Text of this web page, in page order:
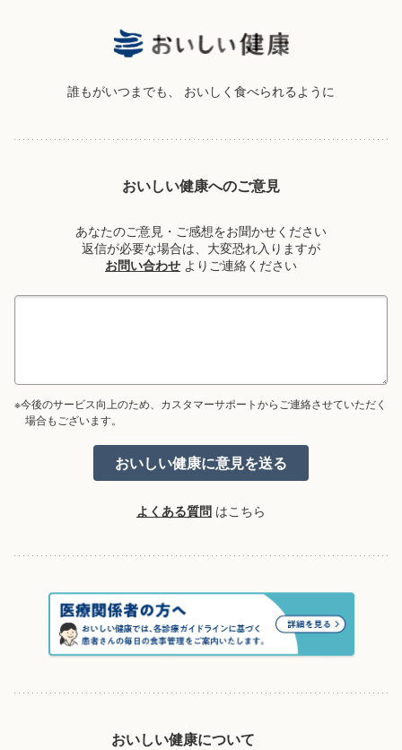
誰もがいつまでも、 おいしく食べられるように
おいしい健康へのご意見
あなたのご意見・ご感想をお聞かせください
返信が必要な場合は、大変恐れ入りますが
お問い合わせ よりご連絡ください
※今後のサービス向上のため、カスタマーサポートからご連絡させていただく
場合もございます。
よくある質問 はこちら
おいしい健康について